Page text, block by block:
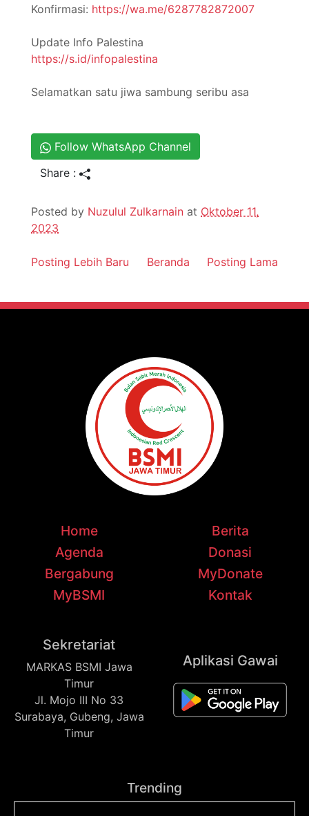
Konfirmasi: https://wa.me/6287782872007
Update Info Palestina
https://s.id/infopalestina
Selamatkan satu jiwa sambung seribu asa
Follow WhatsApp Channel
Share :
Posted by Nuzulul Zulkarnain at Oktober 11,
2023
Posting Lebih Baru Posting Lama
Beranda
Home
Berita
Agenda
Donasi
Bergabung
MyDonate
MyBSMI
Kontak
Sekretariat
MARKAS BSMI Jawa
Timur
Jl. Mojo III No 33
Surabaya, Gubeng, Jawa
Timur
Aplikasi Gawai
Trending